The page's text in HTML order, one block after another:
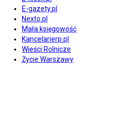
E-gazety.pl
Nexto.pl
Mała księgowość
Kancelarierp.pl
Wieści Rolnicze
Życie Warszawy